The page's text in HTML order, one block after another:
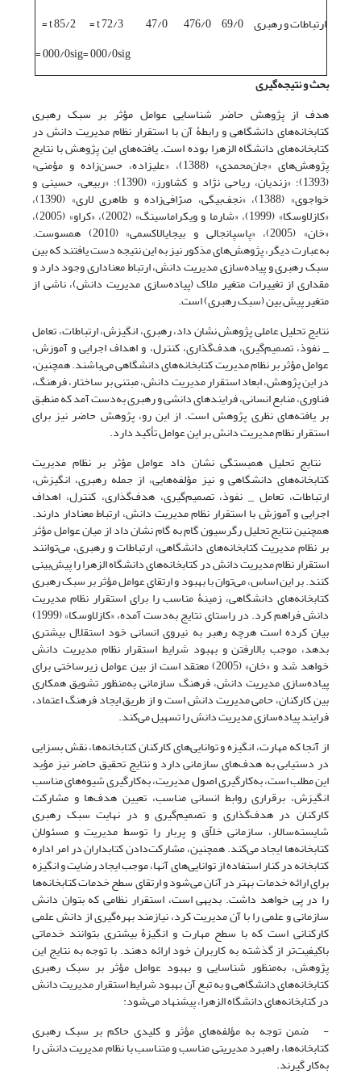
ارتباطات و رهبری 69/0
476/0
47/0
72/3 t =
000/0sig =
85/2 t =
000/0sig =
بحث و نتیجه‌گیری
هدف از پژوهش حاضر شناسایی عوامل مؤثر بر سبک رهبری
کتابخانه‌های دانشگاهی و رابطۀ آن با استقرار نظام مدیریت دانش در
کتابخانه‌های دانشگاه الزهرا بوده است. یافته‌های این پژوهش با نتایج
پژوهش‌های «جان‌محمدی» (1388)، «علیزاده، حسن‌زاده و مؤمنی»
(1393)؛ «زندیان، ریاحی نژاد و کشاورز» (1390)؛ «ربیعی، حسینی و
خواجوی» (1388)، «نجف‌بیگی، صرّافی‌زاده و طاهری لاری» (1390)،
«کازلاوسکا» (1999)، «شارما و ویکراماسینگ» (2002)، «کراو» (2005)،
«خان» (2005)، «پاسپانجالی و بیجایالاکسمی» (2010) همسوست.
به‌عبارت دیگر، پژوهش‌های مذکور نیز به این نتیجه دست یافتند که بین
سبک رهبری و پیاده‌سازی مدیریت دانش، ارتباط معناداری وجود دارد و
مقداری از تغییرات متغیر ملاک (پیاده‌سازی مدیریت دانش)، ناشی از
متغیر پیش‌ ‌بین (سبک رهبری) است.
نتایج تحلیل عاملی پژوهش نشان داد، رهبری، انگیزش، ارتباطات، تعامل
_ نفوذ، تصمیم‌گیری، هدف‌گذاری، کنترل، و اهداف اجرایی و آموزش،
عوامل مؤثر بر نظام مدیریت کتابخانه‌های دانشگاهی می‌باشند. همچنین،
در این پژوهش، ابعاد استقرار مدیریت دانش، مبتنی بر ساختار، فرهنگ،
فناوری، منابع انسانی، فرایندهای دانشی و رهبری به‌دست آمد که منطبق
بر یافته‌های نظری پژوهش است. از این رو، پژوهش حاضر نیز برای
استقرار نظام مدیریت دانش بر این عوامل تأکید دارد.
نتایج تحلیل همبستگی نشان داد عوامل مؤثر بر نظام مدیریت
کتابخانه‌های دانشگاهی و نیز مؤلفه‌هایی، از جمله رهبری، انگیزش،
ارتباطات، تعامل _ نفوذ، تصمیم‌گیری، هدف‌گذاری، کنترل، اهداف
اجرایی و آموزش با استقرار نظام مدیریت دانش، ارتباط معنادار دارند.
همچنین نتایج تحلیل رگرسیون گام به گام نشان داد از میان عوامل مؤثر
بر نظام مدیریت کتابخانه‌های دانشگاهی، ارتباطات و رهبری، می‌توانند
استقرار نظام مدیریت دانش در کتابخانه‌های دانشگاه الزهرا را پیش‌بینی
کنند. بر این اساس، می‌توان با بهبود و ارتقای عوامل مؤثر بر سبک رهبری
کتابخانه‌های دانشگاهی، زمینۀ مناسب را برای استقرار نظام مدیریت
دانش فراهم کرد. در راستای نتایج به‌دست آمده، «کازلاوسکا» (1999)
بیان کرده است هرچه رهبر به نیروی انسانی خود استقلال بیشتری
بدهد، موجب بالارفتن و بهبود شرایط استقرار نظام مدیریت دانش
خواهد شد و «خان» (2005) معتقد است از بین عوامل زیرساختی برای
پیاده‌سازی مدیریت دانش، فرهنگ سازمانی به‌منظور تشویق همکاری
بین کارکنان، حامی مدیریت دانش است و از طریق ایجاد فرهنگ اعتماد،
فرایند پیاده‌سازی مدیریت دانش را تسهیل می‌کند.
از آنجا که مهارت، انگیزه و توانایی‌های کارکنان کتابخانه‌ها، نقش بسزایی
در دستیابی به هدف‌های سازمانی دارد و نتایج تحقیق حاضر نیز مؤید
این مطلب است، به‌کارگیری اصول مدیریت، به‌کارگیری شیوه‌های مناسب
انگیزش، برقراری روابط انسانی مناسب، تعیین هدف‌ها و مشارکت
کارکنان در هدف‌گذاری و تصمیم‌گیری و در نهایت سبک رهبری
شایسته‌سالار، سازمانی خلاّق و پربار را توسط مدیریت و مسئولان
کتابخانه‌ها ایجاد می‌کند. همچنین، مشارکت‌دادن کتابداران در امر اداره
کتابخانه در کنار استفاده از توانایی‌های آنها، موجب ایجاد رضایت و انگیزه
برای ارائه خدمات بهتر در آنان می‌شود و ارتقای سطح خدمات کتابخانه‌ها
را در پی خواهد داشت. بدیهی است، استقرار نظامی که بتوان دانش
سازمانی و علمی را با آن مدیریت کرد، نیازمند بهره‌گیری از دانش علمی
کارکنانی است که با سطح مهارت و انگیزۀ بیشتری بتوانند خدماتی
باکیفیت‌تر از گذشته به کاربران خود ارائه دهند. با توجه به نتایج این
پژوهش، به‌منظور شناسایی و بهبود عوامل مؤثر بر سبک رهبری
کتابخانه‌های دانشگاهی و به تبع آن بهبود شرایط استقرار مدیریت دانش
در کتابخانه‌های دانشگاه الزهرا، پیشنهاد می‌شود:
- ضمن توجه به مؤلفه‌های مؤثر و کلیدی حاکم بر سبک رهبری
کتابخانه‌ها، راهبرد مدیریتی مناسب و متناسب با نظام مدیریت دانش را
به‌کار گیرند.